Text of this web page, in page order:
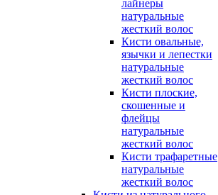
лайнеры
натуральные
жесткий волос
Кисти овальные,
язычки и лепестки
натуральные
жесткий волос
Кисти плоские,
скошенные и
флейцы
натуральные
жесткий волос
Кисти трафаретные
натуральные
жесткий волос